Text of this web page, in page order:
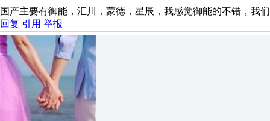
国产主要有御能，汇川，蒙德，星辰，我感觉御能的不错，我
回复 引用 举报